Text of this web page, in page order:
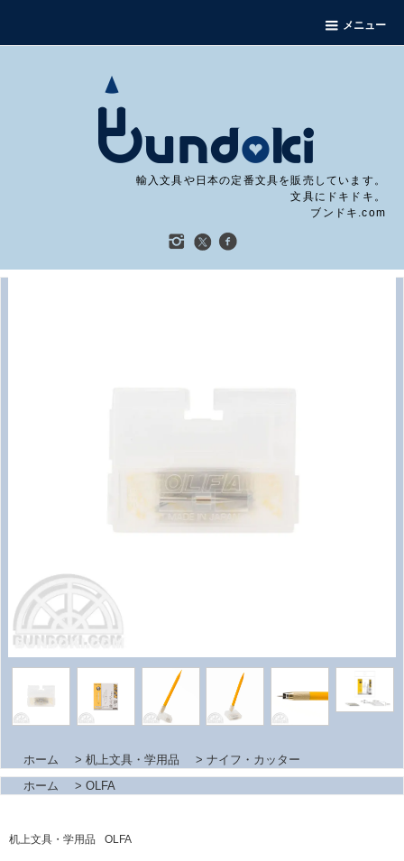
メニュー
輸入文具や日本の定番文具を販売しています。
文具にドキドキ。
ブンドキ.com
ホーム > 机上文具・学用品 > ナイフ・カッター
ホーム
> OLFA
机上文具・学用品 OLFA